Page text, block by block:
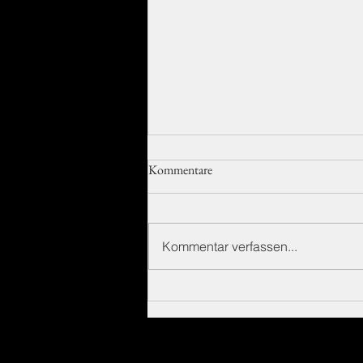
Elektromotor „Hyper“
Kommentare
Kommentar verfassen...